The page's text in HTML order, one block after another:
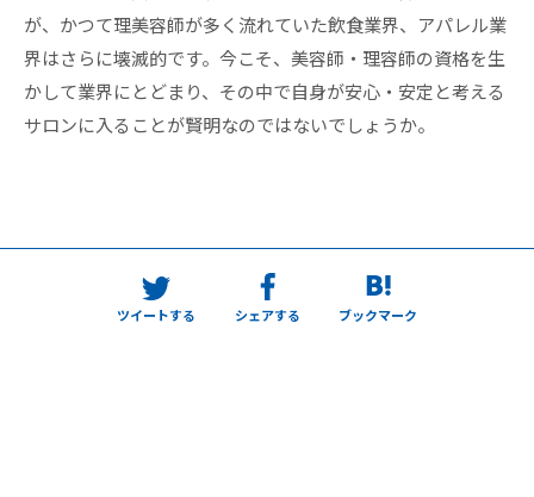
が、かつて理美容師が多く流れていた飲食業界、アパレル業
界はさらに壊滅的です。今こそ、美容師・理容師の資格を生
かして業界にとどまり、その中で自身が安心・安定と考える
サロンに入ることが賢明なのではないでしょうか。
ツイートする シェアする ブックマーク